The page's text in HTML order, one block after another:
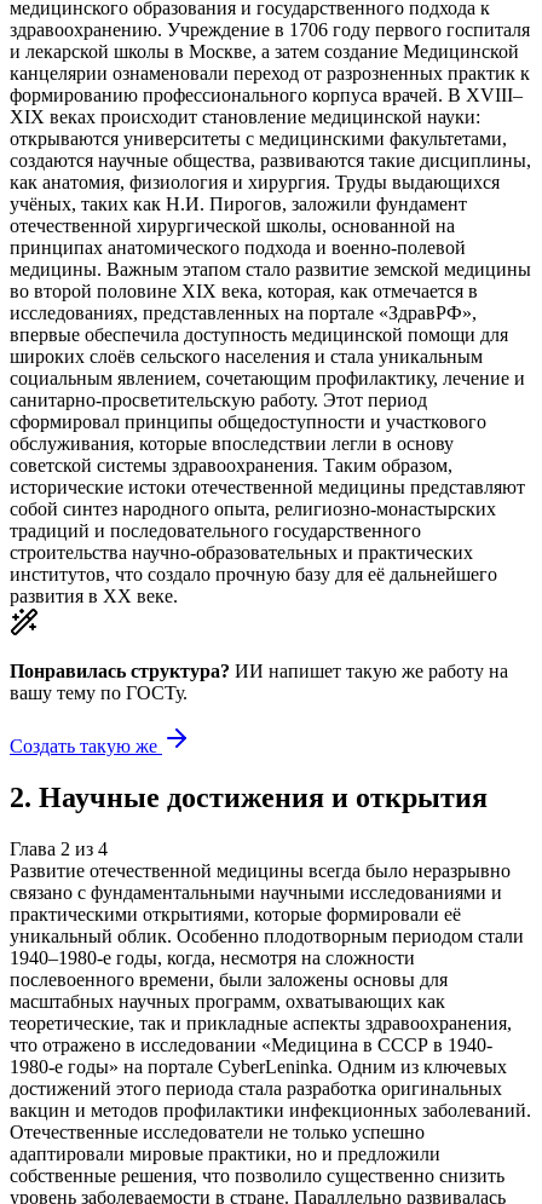
медицинского образования и государственного подхода к
здравоохранению. Учреждение в 1706 году первого госпиталя
и лекарской школы в Москве, а затем создание Медицинской
канцелярии ознаменовали переход от разрозненных практик к
формированию профессионального корпуса врачей. В XVIII–
XIX веках происходит становление медицинской науки:
открываются университеты с медицинскими факультетами,
создаются научные общества, развиваются такие дисциплины,
как анатомия, физиология и хирургия. Труды выдающихся
учёных, таких как Н.И. Пирогов, заложили фундамент
отечественной хирургической школы, основанной на
принципах анатомического подхода и военно-полевой
медицины. Важным этапом стало развитие земской медицины
во второй половине XIX века, которая, как отмечается в
исследованиях, представленных на портале «ЗдравРФ»,
впервые обеспечила доступность медицинской помощи для
широких слоёв сельского населения и стала уникальным
социальным явлением, сочетающим профилактику, лечение и
санитарно-просветительскую работу. Этот период
сформировал принципы общедоступности и участкового
обслуживания, которые впоследствии легли в основу
советской системы здравоохранения. Таким образом,
исторические истоки отечественной медицины представляют
собой синтез народного опыта, религиозно-монастырских
традиций и последовательного государственного
строительства научно-образовательных и практических
институтов, что создало прочную базу для её дальнейшего
развития в XX веке.
Понравилась структура? ИИ напишет такую же работу на
вашу тему по ГОСТу.
Создать такую же
2. Научные достижения и открытия
Глава 2 из 4
Развитие отечественной медицины всегда было неразрывно
связано с фундаментальными научными исследованиями и
практическими открытиями, которые формировали её
уникальный облик. Особенно плодотворным периодом стали
1940–1980-е годы, когда, несмотря на сложности
послевоенного времени, были заложены основы для
масштабных научных программ, охватывающих как
теоретические, так и прикладные аспекты здравоохранения,
что отражено в исследовании «Медицина в СССР в 1940-
1980-е годы» на портале CyberLeninka. Одним из ключевых
достижений этого периода стала разработка оригинальных
вакцин и методов профилактики инфекционных заболеваний.
Отечественные исследователи не только успешно
адаптировали мировые практики, но и предложили
собственные решения, что позволило существенно снизить
уровень заболеваемости в стране. Параллельно развивалась